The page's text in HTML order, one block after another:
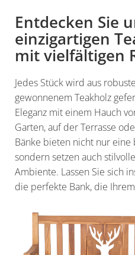
Entdecken Sie
einzigartigen
mit vielfältigen
Jedes Stück wird aus
gewonnenem Teakholz
Eleganz mit einem Hauch
Garten, auf der Terrasse
Bänke bieten nicht nur
sondern setzen auch
Ambiente. Lassen Sie sich
die perfekte Bank, die